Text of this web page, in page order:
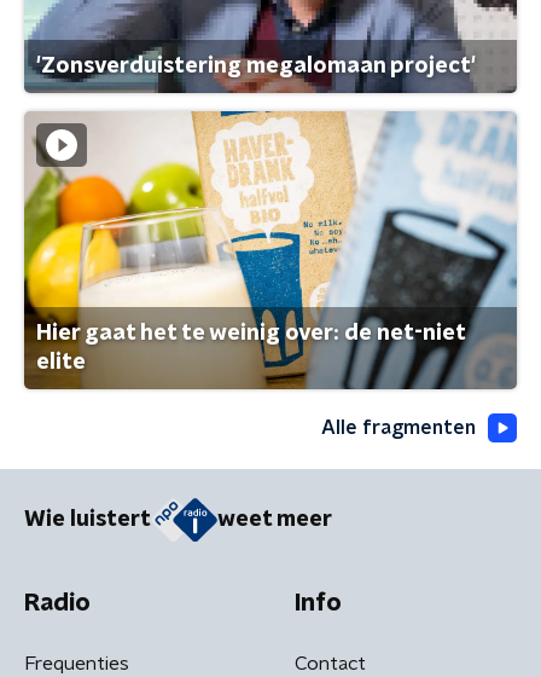
'Zonsverduistering megalomaan project'
Hier gaat het te weinig over: de net-niet
elite
Alle fragmenten
Wie luistert weet meer
Radio
Frequenties
Info
Contact